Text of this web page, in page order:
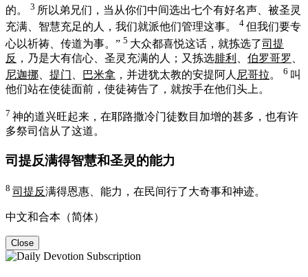
的。
3 所以弟兄们，当从你们中间选出七个有好名声、被圣灵
充满、智慧充足的人，我们就派他们管理这事。
4 但我们要专
心以祈祷、传道为事。” 5 大众都喜悦这话，就拣选了司提
反 ，乃是大有信心、圣灵充满的人；又拣选腓利 伯罗哥罗
尼迦挪
提门 巴米拿 ，并进犹太教的安提阿人 尼哥拉。 6 叫
他们站在使徒面前，使徒祷告了，就按手在他们头上。
7 神的道兴旺起来，在耶路撒冷门徒数目加增的甚多，也有许
多祭司信从了这道。
司提反满得智慧和圣灵的能力
8 司提反满得恩惠、能力，在民间行了大奇事和神迹。
中文和合本（简体）
Close